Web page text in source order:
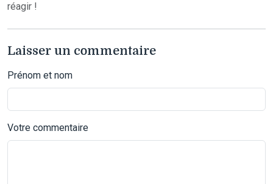
réagir !
Laisser un commentaire
Prénom et nom
Votre commentaire